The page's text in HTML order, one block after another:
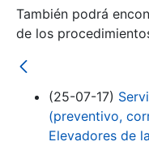
Erakutsi/Ezkutatu
También podrá
de los
(25-07-17)
(preventivo,
Elevadores de